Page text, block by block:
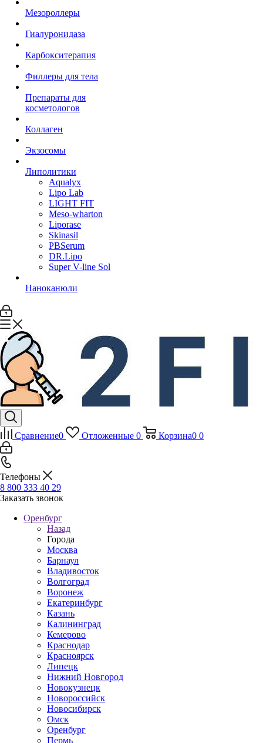
Мезороллеры
Гиалуронидаза
Карбокситерапия
Филлеры для тела
Препараты для
косметологов
Коллаген
Экзосомы
Липолитики
Aqualyx
Lipo Lab
LIGHT FIT
Meso-wharton
Liporase
Skinasil
PBSerum
DR.Lipo
Super V-line Sol
Наноканюли
Сравнение0 Отложенные 0 Корзина0 0
Телефоны
8 800 333 40 29
Заказать звонок
Оренбург
Назад
Города
Москва
Барнаул
Владивосток
Волгоград
Воронеж
Екатеринбург
Казань
Калининград
Кемерово
Краснодар
Красноярск
Липецк
Нижний Новгород
Новокузнецк
Новороссийск
Новосибирск
Омск
Оренбург
Пермь